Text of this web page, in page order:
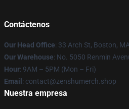
Contáctenos
Our Head Office: 33 Arch St, Boston,
Our Warehouse: No. 5050 Renmin
Hour: 9AM – 5PM (Mon – Fri)
Email : contact@zenshumerch.shop
Nuestra empresa